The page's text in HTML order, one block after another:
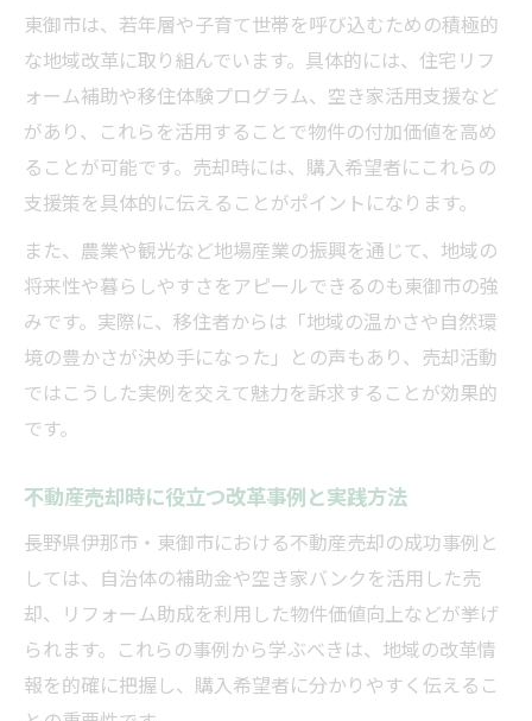
東御市は、若年層や子育て世帯を呼び込むための積極的
な地域改革に取り組んでいます。具体的には、住宅リフ
ォーム補助や移住体験プログラム、空き家活用支援など
があり、これらを活用することで物件の付加価値を高め
ることが可能です。売却時には、購入希望者にこれらの
支援策を具体的に伝えることがポイントになります。
また、農業や観光など地場産業の振興を通じて、地域の
将来性や暮らしやすさをアピールできるのも東御市の強
みです。実際に、移住者からは「地域の温かさや自然環
境の豊かさが決め手になった」との声もあり、売却活動
ではこうした実例を交えて魅力を訴求することが効果的
です。
不動産売却時に役立つ改革事例と実践方法
長野県伊那市・東御市における不動産売却の成功事例と
しては、自治体の補助金や空き家バンクを活用した売
却、リフォーム助成を利用した物件価値向上などが挙げ
られます。これらの事例から学ぶべきは、地域の改革情
報を的確に把握し、購入希望者に分かりやすく伝えるこ